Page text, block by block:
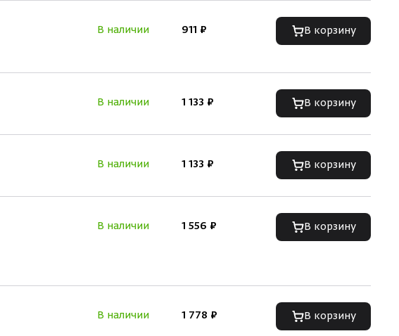
В наличии 911 ₽ В корзину
В наличии 1 133 ₽ В корзину
В наличии 1 133 ₽ В корзину
В наличии 1 556 ₽ В корзину
В наличии 1 778 ₽ В корзину